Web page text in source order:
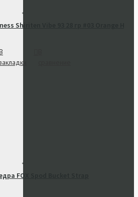
Shiriten Vibe 93 28 гр #03 Orange
FOX Spod Bucket Strap